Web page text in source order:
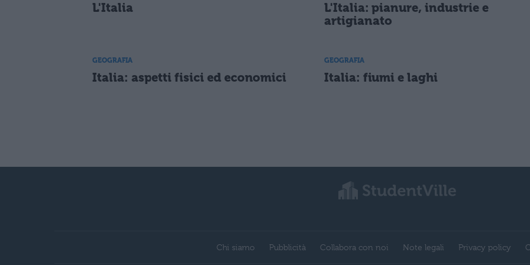
L'Italia
L'Italia: pianure, industrie e
artigianato
GEOGRAFIA
Italia: aspetti fisici ed economici
GEOGRAFIA
Italia: fiumi e laghi
Chi siamo Pubblicità Collabora con noi Note legali Privacy policy